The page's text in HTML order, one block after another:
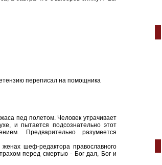
переписал на помощника
пед полетом. Человек утрачивает
и пытается подсознательно этот
Предварительно разумеется
шеф-редактора православного
перед смертью - Бог дал, Бог и